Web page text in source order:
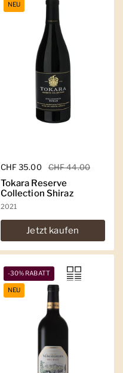
Regulärer Preis
CHF 35.00 Sale-Preis
CHF 44.00
Tokara Reserve
Collection Shiraz
2021
Jetzt kaufen
NEU
-30% RABATT
NEU